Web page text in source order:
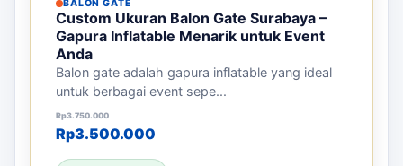
BALON GATE
Custom Ukuran Balon Gate Surabaya –
Gapura Inflatable Menarik untuk Event
Anda
Balon gate adalah gapura inflatable yang ideal
untuk berbagai event sepe...
Rp3.750.000
Harga aslinya adalah: Rp3.750.000.
Rp3.500.000
Harga saat ini adalah: Rp3.500.000.